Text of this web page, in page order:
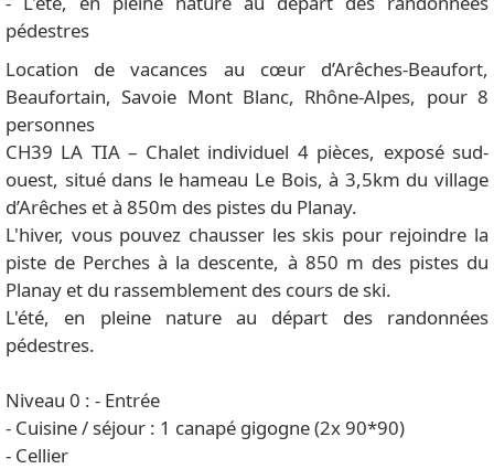
pédestres
Location de vacances au cœur d’Arêches-Beaufort,
Beaufortain, Savoie Mont Blanc, Rhône-Alpes, pour 8
personnes
CH39 LA TIA – Chalet individuel 4 pièces, exposé sud-
ouest, situé dans le hameau Le Bois, à 3,5km du village
d’Arêches et à 850m des pistes du Planay.
L'hiver, vous pouvez chausser les skis pour rejoindre la
piste de Perches à la descente, à 850 m des pistes du
Planay et du rassemblement des cours de ski.
L'été, en pleine nature au départ des randonnées
pédestres.
Niveau 0 : - Entrée
- Cuisine / séjour : 1 canapé gigogne (2x 90*90)
- Cellier